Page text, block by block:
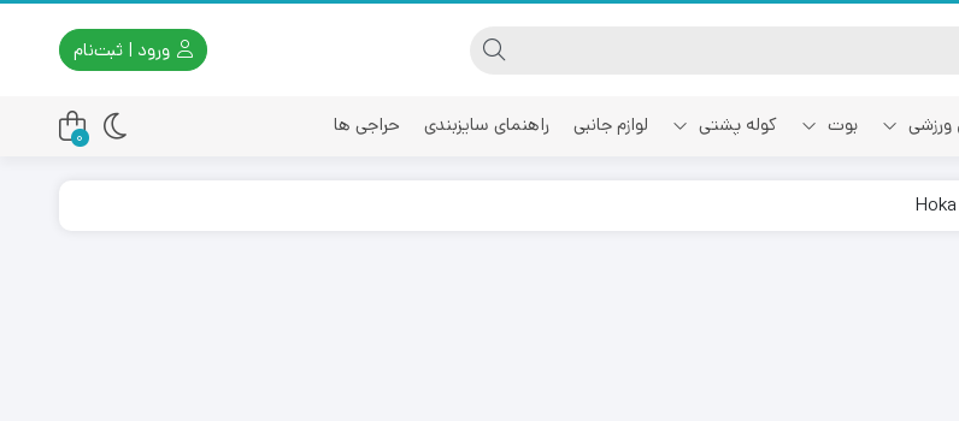
ورود | ثبت‌نام
بوت کوله پشتی لوازم جانبی راهنمای سایزبندی حراجی ها
0